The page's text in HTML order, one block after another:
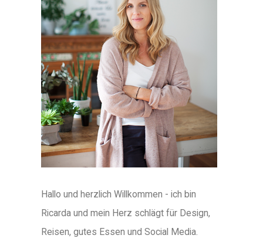
Hallo und herzlich Willkommen - ich bin
Ricarda und mein Herz schlägt für Design,
Reisen, gutes Essen und Social Media.